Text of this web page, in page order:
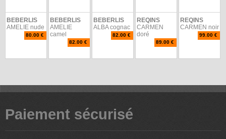
BEBERLIS
AMELIE nude
80.00 €
BEBERLIS
AMELIE
camel
82.00 €
BEBERLIS
ALBA cognac
82.00 €
REQINS
CARMEN
doré
89.00 €
REQINS
CARMEN noir
99.00 €
Paiement sécurisé